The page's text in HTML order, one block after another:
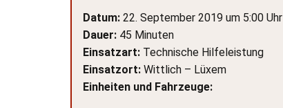
Datum: 22. September 2019 um 5:00 Uhr
Dauer: 45 Minuten
Einsatzart: Technische Hilfeleistung
Einsatzort: Wittlich – Lüxem
Einheiten und Fahrzeuge: